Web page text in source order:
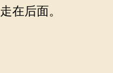
在后面。